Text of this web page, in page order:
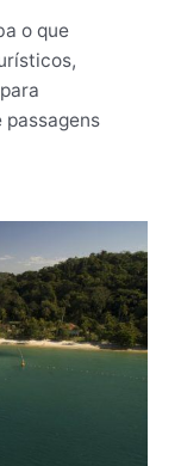
o que